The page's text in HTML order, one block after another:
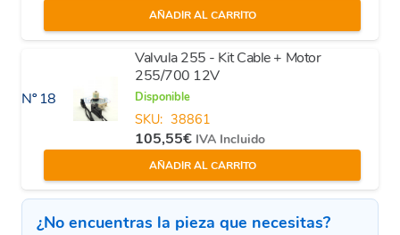
AÑADIR AL CARRITO
Nº 18
Valvula 255 - Kit Cable + Motor
255/700 12V
Disponible
SKU: 38861
105,55€ IVA Incluido
AÑADIR AL CARRITO
¿No encuentras la pieza que necesitas?